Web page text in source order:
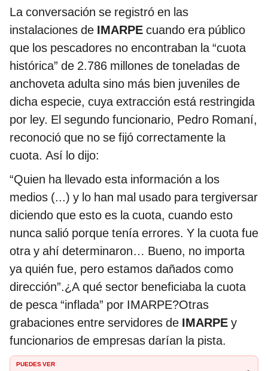
La conversación se registró en las
instalaciones de IMARPE cuando era público
que los pescadores no encontraban la “cuota
histórica” de 2.786 millones de toneladas de
anchoveta adulta sino más bien juveniles de
dicha especie, cuya extracción está restringida
por ley. El segundo funcionario, Pedro Romaní,
reconoció que no se fijó correctamente la
cuota. Así lo dijo:
“Quien ha llevado esta información a los
medios (...) y lo han mal usado para tergiversar
diciendo que esto es la cuota, cuando esto
nunca salió porque tenía errores. Y la cuota fue
otra y ahí determinaron… Bueno, no importa
ya quién fue, pero estamos dañados como
dirección”.¿A qué sector beneficiaba la cuota
de pesca “inflada” por IMARPE?Otras
grabaciones entre servidores de IMARPE y
funcionarios de empresas darían la pista.
PUEDES VER